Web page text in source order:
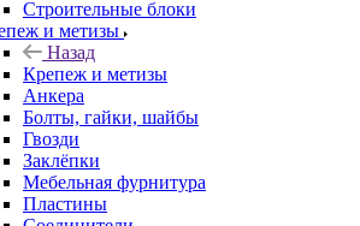
Строительные блоки
и метизы
Назад
Крепеж и метизы
Анкера
Болты, гайки, шайбы
Гвозди
Заклёпки
Мебельная фурнитура
Пластины